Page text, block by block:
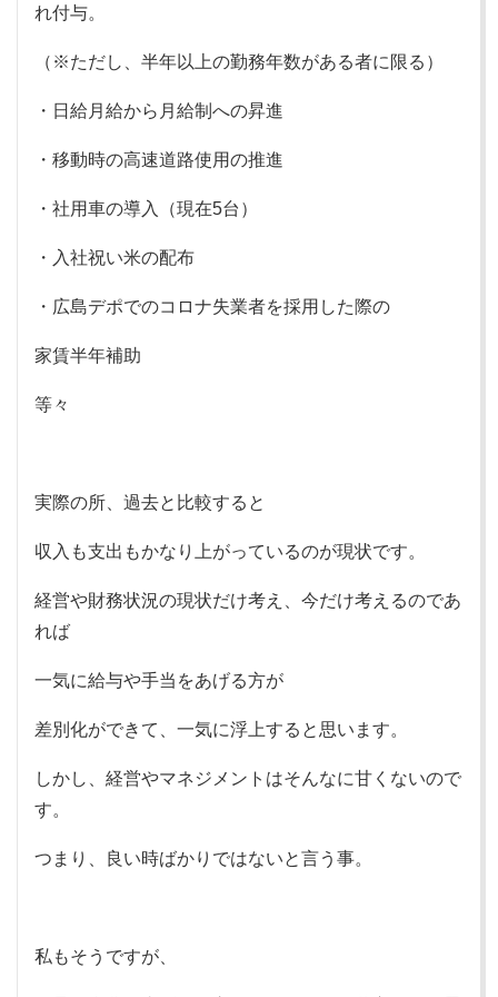
れ付与。
（※ただし、半年以上の勤務年数がある者に限る）
・日給月給から月給制への昇進
・移動時の高速道路使用の推進
・社用車の導入（現在5台）
・入社祝い米の配布
・広島デポでのコロナ失業者を採用した際の
家賃半年補助
等々
実際の所、過去と比較すると
収入も支出もかなり上がっているのが現状です。
経営や財務状況の現状だけ考え、今だけ考えるのであ
れば
一気に給与や手当をあげる方が
差別化ができて、一気に浮上すると思います。
しかし、経営やマネジメントはそんなに甘くないので
す。
つまり、良い時ばかりではないと言う事。
私もそうですが、